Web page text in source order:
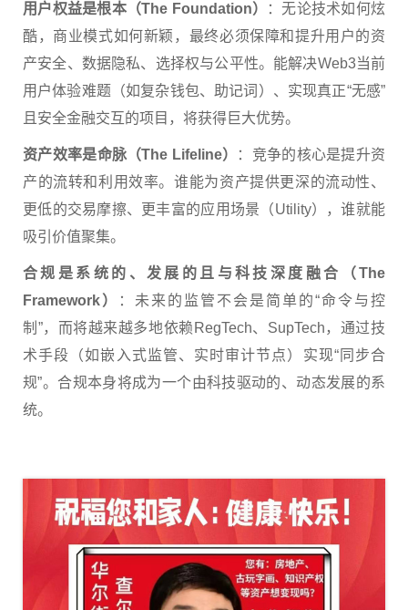
用户权益是根本（The Foundation）
：无论技术如何炫
酷，商业模式如何新颖，最终必须保障和提升用户的资
产安全、数据隐私、选择权与公平性。能解决Web3当前
用户体验难题（如复杂钱包、助记词）、实现真正“无感”
且安全金融交互的项目，将获得巨大优势。
资产效率是命脉（The Lifeline）
：竞争的核心是提升资
产的流转和利用效率。谁能为资产提供更深的流动性、
更低的交易摩擦、更丰富的应用场景（Utility），谁就能
吸引价值聚集。
合规是系统的、发展的且与科技深度融合（The
Framework）
：未来的监管不会是简单的“命令与控
制”，而将越来越多地依赖 RegTech、SupTech，通过技
术手段（如嵌入式监管、实时审计节点）实现“同步合
规”。合规本身将成为一个由科技驱动的、动态发展的系
统。